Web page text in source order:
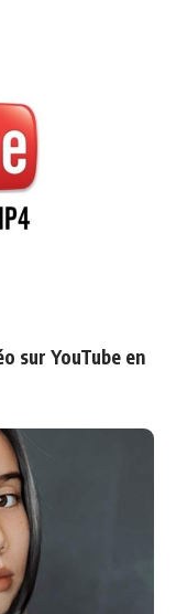
sur YouTube en